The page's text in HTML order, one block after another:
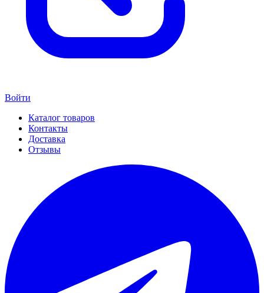
Войти
Каталог товаров
Контакты
Доставка
Отзывы